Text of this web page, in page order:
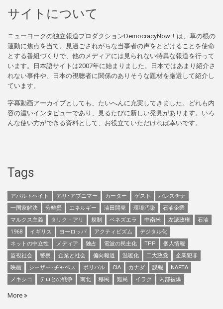
サイトについて
ニューヨークの独立報道プロダクションDemocracyNow！は、草の根の
運動に焦点を当て、見過ごされがちな当事者の声をとどけることを使命
とする番組づくりで、他のメディアには見られない特異な報道を行って
います。日本語サイトは2007年に始まりました。日本ではあまり紹介さ
れない事件や、日本の視聴者に関係のありそうな題材を厳選して紹介し
ています。
字幕動画アーカイブとしても、たいへんに充実してきました。どれも内
容の濃いインタビューであり、見るたびに新しい発見があります。いろ
んな使い方ができる資料として、お役立ていただければ幸いです。
Tags
アパルトヘイト アリ･アブニマー カーター ゲスト
パレスチナ
一国家解決
分離壁 エネルギー 油田開発 環境汚染
石油企業
マルクス主義
タリク・アリ 規制 ベネズエラ 中南米 左派政権
石油
1968
イギリス ヨーロッパ アクティビズム
デジタル化
ネットの中立性
メディア 独占 電波の民主化 TPP
個人情報
監視社会
警察 企業と社会 偏向報道 温暖化 二大政党
企業犯罪
映画
シーザー･チャベス ボリバル CIA カナダ 諜報
NAFTA
メキシコ
テロとの戦争 南北 移民 難民 イラク 内部被爆
More